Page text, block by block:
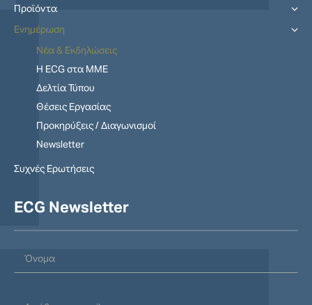
Προϊόντα
Ενημέρωση
Νέα & Εκδηλώσεις
Η ECG στα MME
Δελτία Τύπου
Θέσεις Εργασίας
Προκηρύξεις / Διαγωνισμοί
Newsletter
Συχνές Ερωτήσεις
ECG Newsletter